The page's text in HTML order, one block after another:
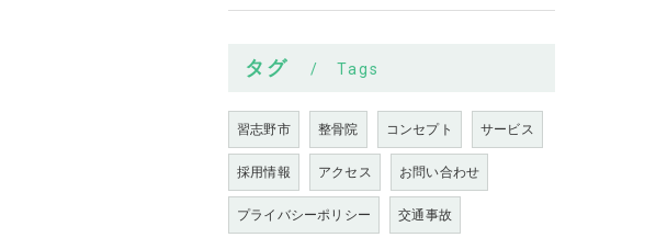
タグ Tags
習志野市 整骨院 コンセプト サービス
採用情報 アクセス お問い合わせ
プライバシーポリシー 交通事故